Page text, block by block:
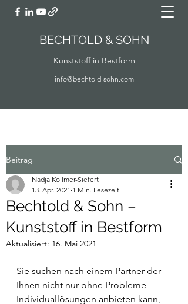
BECHTOLD & SOHN
Kunststoff in Bestform
info@bechtold-sohn.com
Beitrag
Bechtold & Sohn –
Kunststoff in Bestform
Nadja Kollmer-Siefert
13. Apr. 2021 1 Min. Lesezeit
Aktualisiert: 16. Mai 2021
Sie suchen nach einem Partner der
Ihnen nicht nur ohne Probleme
Individuallösungen anbieten kann,